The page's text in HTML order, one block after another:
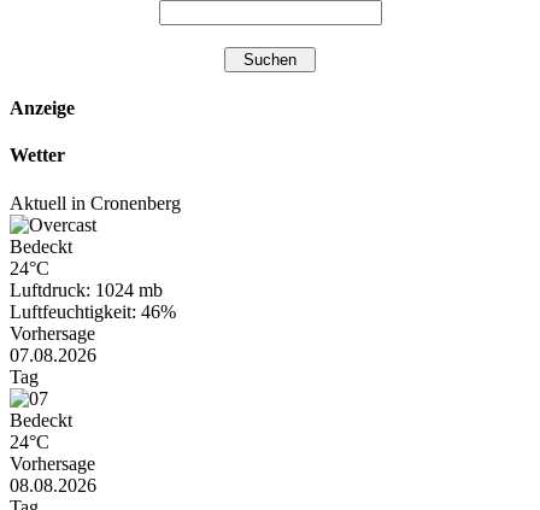
Anzeige
Wetter
Aktuell in Cronenberg
Bedeckt
24°C
Luftdruck: 1024 mb
Luftfeuchtigkeit: 46%
Vorhersage
07.08.2026
Tag
Bedeckt
24°C
Vorhersage
08.08.2026